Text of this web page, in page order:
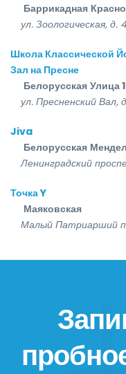
Баррикадная
ул. Зоологическая, д. 4
Школа Классической
Зал на Пресне
Белорусская Улица
ул. Пресненский Вал,
Jiva
Белорусская
Ленинградский
Точка Y
Маяковская
Малый Патриарший